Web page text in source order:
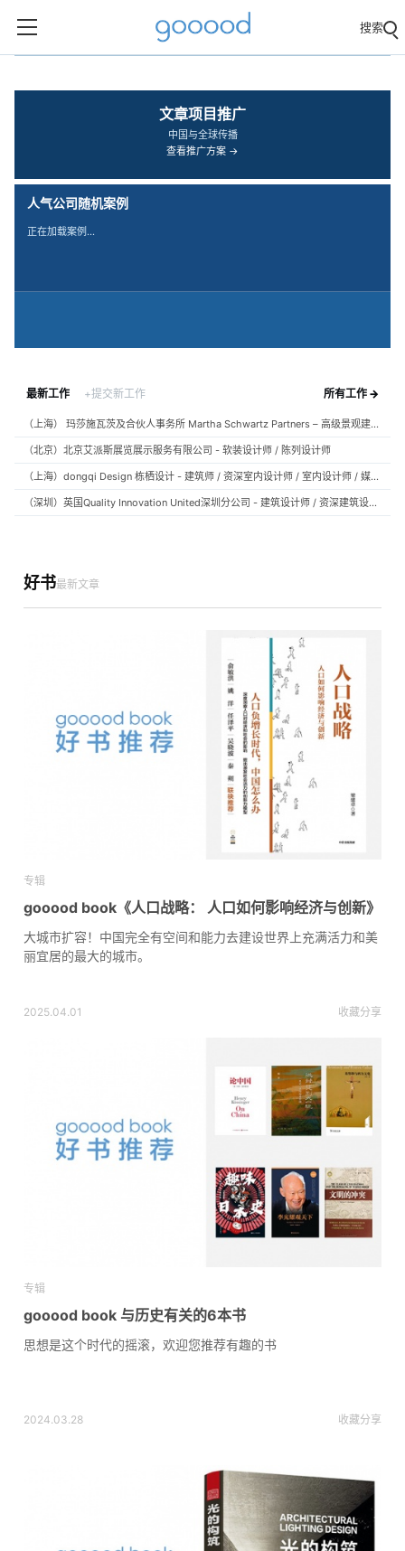
搜索
文章项目推广
中国与全球传播
查看推广方案 →
人气公司随机案例
正在加载案例…
最新工作 +提交新工作 所有工作 →
（上海） 玛莎施瓦茨及合伙人事务所 Martha Schwartz Partners – 高级景观建筑师 Senior Landscape Designer / 景观建筑师 Landscape Designer
（北京）北京艾派斯展览展示服务有限公司 - 软装设计师 / 陈列设计师
（上海）dongqi Design 栋栖设计 - 建筑师 / 资深室内设计师 / 室内设计师 / 媒体及公共关系主管 / 设计实习生（常年招聘）
（深圳）英国Quality Innovation United深圳分公司 - 建筑设计师 / 资深建筑设计师 / 室内设计师 / 设计实习生
好书最新文章
专辑
gooood book《人口战略： 人口如何影响经济与创新》
大城市扩容！中国完全有空间和能力去建设世界上充满活力和美
丽宜居的最大的城市。
2025.04.01 收藏分享
专辑
gooood book 与历史有关的6本书
思想是这个时代的摇滚，欢迎您推荐有趣的书
2024.03.28 收藏分享